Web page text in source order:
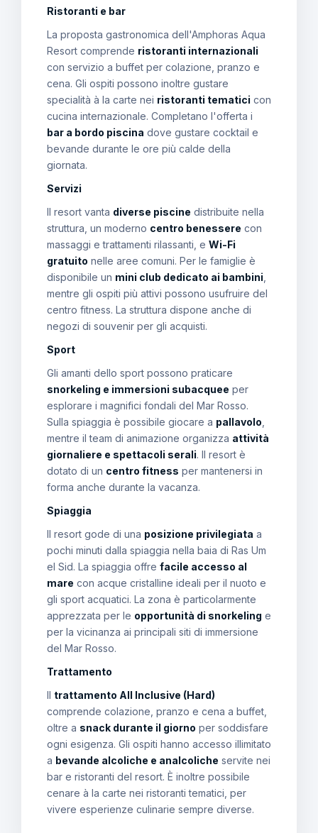
Ristoranti e bar
La proposta gastronomica dell'Amphoras Aqua
Resort comprende ristoranti internazionali
con servizio a buffet per colazione, pranzo e
cena. Gli ospiti possono inoltre gustare
specialità à la carte nei ristoranti tematici con
cucina internazionale. Completano l'offerta i
bar a bordo piscina dove gustare cocktail e
bevande durante le ore più calde della
giornata.
Servizi
Il resort vanta diverse piscine distribuite nella
struttura, un moderno centro benessere con
massaggi e trattamenti rilassanti, e Wi-Fi
gratuito nelle aree comuni. Per le famiglie è
disponibile un mini club dedicato ai bambini
mentre gli ospiti più attivi possono usufruire del
centro fitness. La struttura dispone anche di
negozi di souvenir per gli acquisti.
Sport
Gli amanti dello sport possono praticare
snorkeling e immersioni subacquee per
esplorare i magnifici fondali del Mar Rosso.
Sulla spiaggia è possibile giocare a pallavolo
mentre il team di animazione organizza attività
giornaliere e spettacoli serali. Il resort è
dotato di un centro fitness per mantenersi in
forma anche durante la vacanza.
Spiaggia
Il resort gode di una posizione privilegiata a
pochi minuti dalla spiaggia nella baia di Ras Um
el Sid. La spiaggia offre facile accesso al
mare con acque cristalline ideali per il nuoto e
gli sport acquatici. La zona è particolarmente
apprezzata per le opportunità di snorkeling e
per la vicinanza ai principali siti di immersione
del Mar Rosso.
Trattamento
Il trattamento All Inclusive (Hard)
comprende colazione, pranzo e cena a buffet,
oltre a snack durante il giorno per soddisfare
ogni esigenza. Gli ospiti hanno accesso illimitato
a bevande alcoliche e analcoliche servite nei
bar e ristoranti del resort. È inoltre possibile
cenare à la carte nei ristoranti tematici, per
vivere esperienze culinarie sempre diverse.